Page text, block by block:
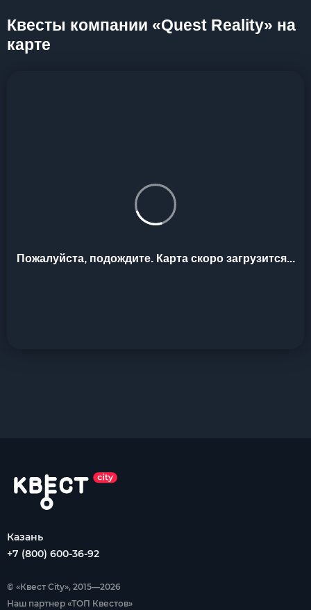
Квесты компании «Quest Reality» на
карте
Пожалуйста, подождите. Карта скоро загрузится...
Казань
+7 (800) 600-36-92
© «Квест City», 2015—2026
Наш партнер «ТОП Квестов»